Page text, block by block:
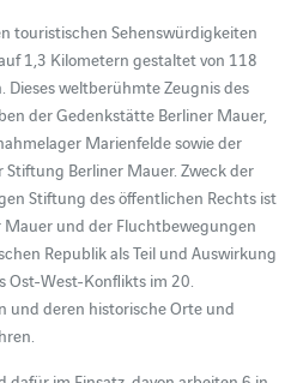
touristischen Sehenswürdigkeiten
1,3 Kilometern gestaltet von 118
weltberühmte Zeugnis des
der Gedenkstätte Berliner Mauer,
Marienfelde sowie der
Berliner Mauer. Zweck der
Stiftung des öffentlichen Rechts ist
Mauer und der Fluchtbewegungen
Republik als Teil und Auswirkung
Ost-West-Konflikts im 20.
und deren historische Orte und